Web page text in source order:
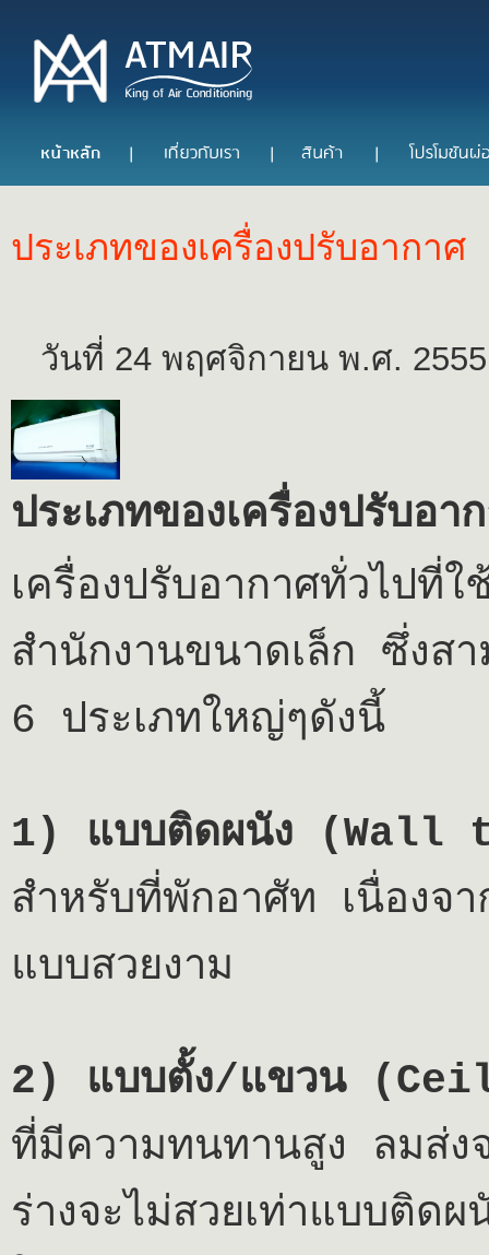
ประเภทของเครื่องปรับอากาศ
วันที่ 24 พฤศจิกายน พ.ศ. 2555
ประเภทของเครื่องปรับอ
เครื่องปรับอากาศทั่วไปที่
สำนักงานขนาดเล็ก
ซึ่งส
6 ประเภทใหญ่ๆดังนี้
1) แบบติดผนัง (Wall
สำหรับที่พักอาศัท เนื่องจ
แบบสวยงาม
2) แบบตั้ง/แขวน (
ที่มีความทนทานสูง ลมส่ง
ร่างจะไม่สวยเท่าแบบติด